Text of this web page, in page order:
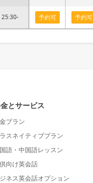
25:30- 予約可 予約可
とサービス
プラン
スネイティブプラン
語・中国語レッスン
向け英会話
ネス英会話オプション